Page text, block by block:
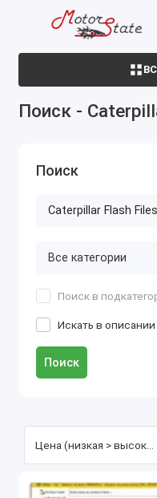
Поиск -
Поиск
Поиск в
Искать в
Поиск